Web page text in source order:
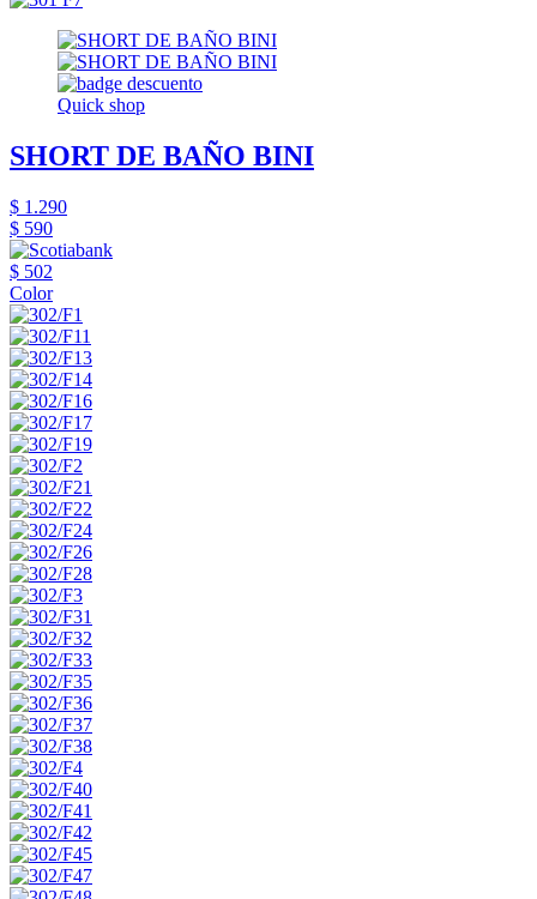
Quick shop
SHORT DE BAÑO BINI
$ 1.290
$ 590
$ 502
Color